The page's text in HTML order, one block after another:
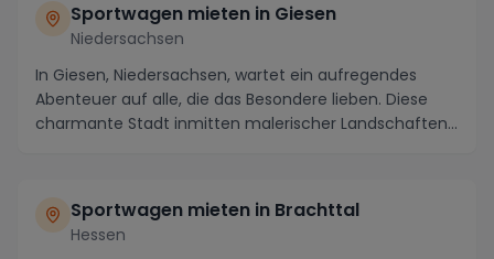
Sportwagen mieten in Giesen
Niedersachsen
In Giesen, Niedersachsen, wartet ein aufregendes
Abenteuer auf alle, die das Besondere lieben. Diese
charmante Stadt inmitten malerischer Landschaften...
Sportwagen mieten in Brachttal
Hessen